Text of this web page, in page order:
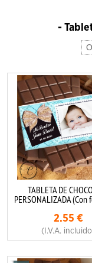
-
TABLETA DE
PERSONALIZADA (Con
2.55 €
(I.V.A.